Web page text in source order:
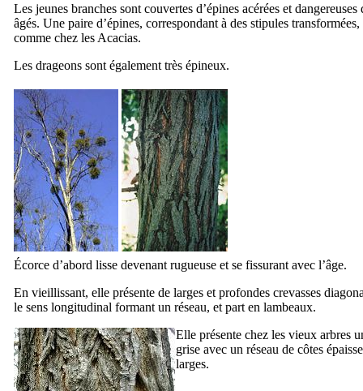
Les jeunes branches sont couvertes d’épines acérées et
âgés. Une paire d’épines, correspondant à des stipules
comme chez les Acacias.
Les drageons sont également très épineux.
Écorce d’abord lisse devenant rugueuse et se fissurant avec l’âge.
En vieillissant, elle présente de larges et profondes crevasses
le sens longitudinal formant un réseau, et part en lambeaux.
Elle présente chez les vieux arbres
grise avec un réseau de côtes
larges.